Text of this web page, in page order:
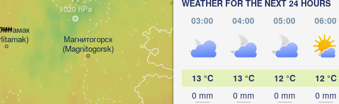
WEATHER FOR THE NEXT 24 HOURS
03:00
04:00 05:00 06:00
13 °C
0 mm
13 °C
0 mm
12 °C
0 mm
12 °C
0 mm
Қостанай
(Kostanay)
Магнитогорск
(Magnitogorsk)